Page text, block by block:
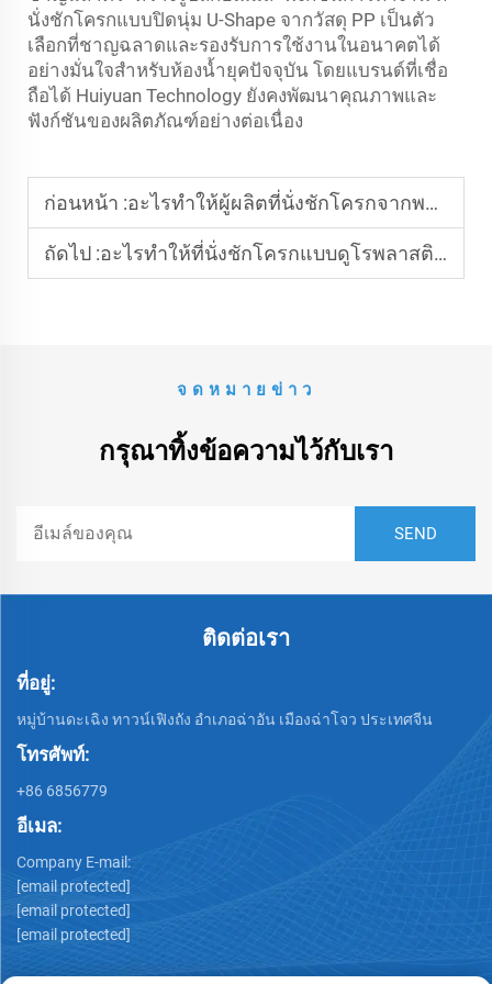
นั่งชักโครกแบบปิดนุ่ม U-Shape จากวัสดุ PP เป็นตัว
เลือกที่ชาญฉลาดและรองรับการใช้งานในอนาคตได้
อย่างมั่นใจสำหรับห้องน้ำยุคปัจจุบัน โดยแบรนด์ที่เชื่อ
ถือได้ Huiyuan Technology ยังคงพัฒนาคุณภาพและ
ฟังก์ชันของผลิตภัณฑ์อย่างต่อเนื่อง
ก่อนหน้า :อะไรทำให้ผู้ผลิตที่นั่งชักโครกจากพลาสติกโพลีโพรพิลีน (PP) เป็นพันธมิตรที่เหมาะสมสำหรับโซลูชันที่นั่งชักโครกที่เบาแต่ทนทาน?
ถัดไป :อะไรทำให้ที่นั่งชักโครกแบบดูโรพลาสติกเหนือกว่าตัวเลือกพลาสติกทั่วไป?
จดหมายข่าว
กรุณาทิ้งข้อความไว้กับเรา
ติดต่อเรา
ที่อยู่:
หมู่บ้านดะเฉิง ทาวน์เฟิงถัง อำเภอฉ่าอัน เมืองฉ่าโจว ประเทศจีน
โทรศัพท์:
+86 6856779
อีเมล:
Company E-mail:
[email protected]
[email protected]
[email protected]